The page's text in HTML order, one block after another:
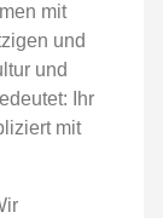
mit
und
und
Ihr
mit